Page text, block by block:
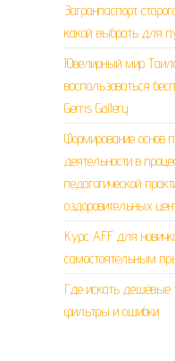
Загранпаспорт
какой выбрать для
Ювелирный мир
воспользоваться
Gems Gallery
Формирование основ
деятельности в
педагогической
оздоровительных
Курс AFF для
самостоятельным
Где искать дешёвые
фильтры и ошибки